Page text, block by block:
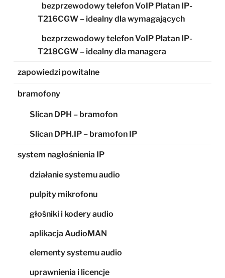
bezprzewodowy telefon VoIP Platan IP-
T216CGW – idealny dla wymagających
bezprzewodowy telefon VoIP Platan IP-
T218CGW – idealny dla managera
zapowiedzi powitalne
bramofony
Slican DPH – bramofon
Slican DPH.IP – bramofon IP
system nagłośnienia IP
działanie systemu audio
pulpity mikrofonu
głośniki i kodery audio
aplikacja AudioMAN
elementy systemu audio
uprawnienia i licencje